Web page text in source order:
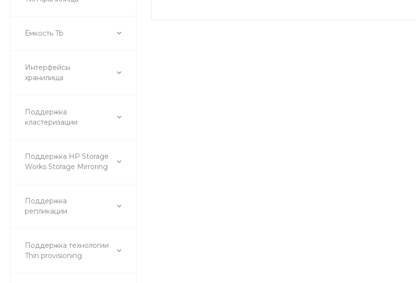
Ёмкость Tb
Интерфейсы
хранилища
Поддержка
кластеризации
Поддержка HP Storage
Works Storage Mirroring
Поддержка
репликации
Поддержка технологии
Thin provisioning